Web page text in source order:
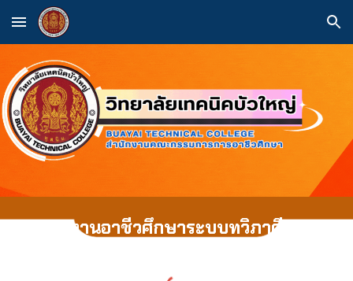
Skip to main content Skip to navigation
งานอาชีวศึกษาระบบทวิภาคี